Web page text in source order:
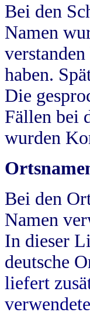
Bei den
Namen
haben.
Die
Fällen bei
wurden
Bei den
Namen
In dieser
deutsche
liefert